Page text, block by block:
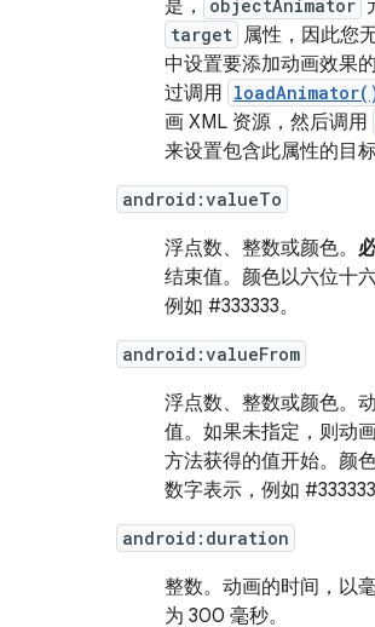
是，
objectAnimator
target 属性，因此您
中设置要添加动画效果
过调用
画 XML 资源，然后调用
来设置包含此属性的目标
android:valueTo
浮点数、整数或颜色。
结束值。颜色以六位十
例如 #333333。
android:valueFrom
浮点数、整数或颜色。
值。如果未指定，则动
方法获得的值开始。颜
数字表示，例如 #333333
android:duration
整数。动画的时间，以
为 300 毫秒。